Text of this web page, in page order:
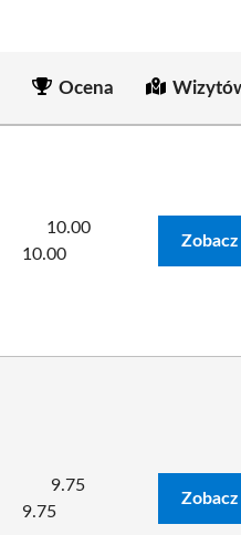
Ocena
10.00
10.00
9.75
9.75